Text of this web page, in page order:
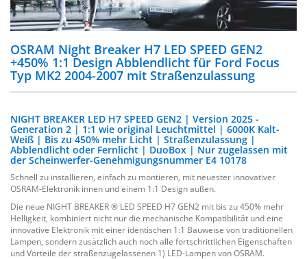
OSRAM Night Breaker H7 LED SPEED GEN2
+450% 1:1 Design Abblendlicht für Ford Focus
Typ MK2 2004-2007 mit Straßenzulassung
NIGHT BREAKER LED H7 SPEED GEN2 | Version 2025 -
Generation 2 | 1:1 wie original Leuchtmittel | 6000K Kalt-
Weiß | Bis zu 450% mehr Licht | Straßenzulassung |
Abblendlicht oder Fernlicht | DuoBox | Nur zugelassen mit
der Scheinwerfer-Genehmigungsnummer E4 10178
Schnell zu installieren, einfach zu montieren, mit neuester innovativer
OSRAM-Elektronik innen und einem 1:1 Design außen.
Die neue NIGHT BREAKER ® LED SPEED H7 GEN2 mit bis zu 450% mehr
Helligkeit, kombiniert nicht nur die mechanische Kompatibilität und eine
innovative Elektronik mit einer identischen 1:1 Bauweise von traditionellen
Lampen, sondern zusätzlich auch noch alle fortschrittlichen Eigenschaften
und Vorteile der straßenzugelassenen 1) LED-Lampen von OSRAM.